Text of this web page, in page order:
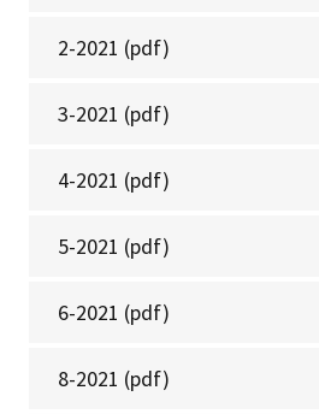
2-2021 (pdf)
3-2021 (pdf)
4-2021 (pdf)
5-2021 (pdf)
6-2021 (pdf)
8-2021 (pdf)